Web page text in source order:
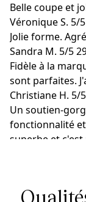
Belle coupe et
Véronique S. 5/5
Jolie forme.
Sandra M. 5/5
Fidèle à la
sont parfaites.
Christiane H. 5/5
Un soutien-
fonctionnalité
superbe et